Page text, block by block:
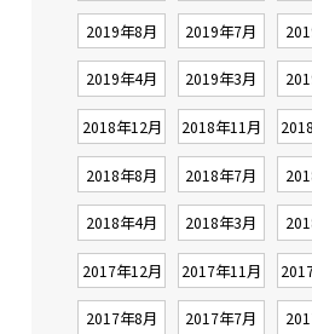
2019年8月 2019年7月
2019年4月 2019年3月
2018年12月 2018年11月
2018年8月 2018年7月
2018年4月 2018年3月
2017年12月 2017年11月
2017年8月 2017年7月